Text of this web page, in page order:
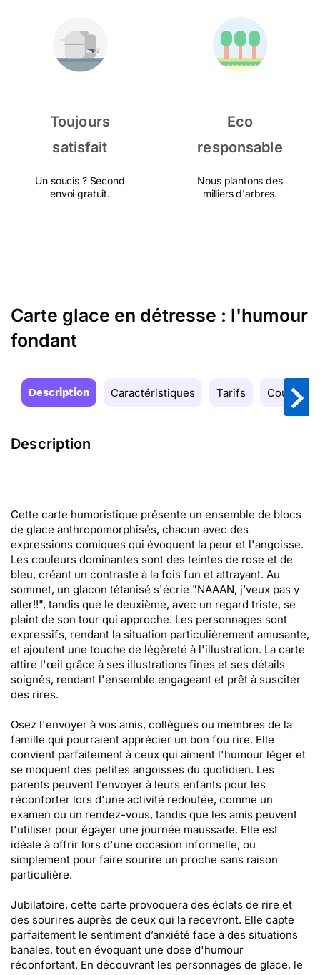
Toujours
satisfait
Un soucis ? Second
envoi gratuit.
Eco
responsable
Nous plantons des
milliers d'arbres.
Carte glace en détresse : l'humour
fondant
Description Caractéristiques Tarifs Couleurs
Description
Cette carte humoristique présente un ensemble de blocs
de glace anthropomorphisés, chacun avec des
expressions comiques qui évoquent la peur et l'angoisse.
Les couleurs dominantes sont des teintes de rose et de
bleu, créant un contraste à la fois fun et attrayant. Au
sommet, un glacon tétanisé s'écrie "NAAAN, j’veux pas y
aller!!", tandis que le deuxième, avec un regard triste, se
plaint de son tour qui approche. Les personnages sont
expressifs, rendant la situation particulièrement amusante,
et ajoutent une touche de légèreté à l'illustration. La carte
attire l'œil grâce à ses illustrations fines et ses détails
soignés, rendant l'ensemble engageant et prêt à susciter
des rires.
Osez l'envoyer à vos amis, collègues ou membres de la
famille qui pourraient apprécier un bon fou rire. Elle
convient parfaitement à ceux qui aiment l'humour léger et
se moquent des petites angoisses du quotidien. Les
parents peuvent l’envoyer à leurs enfants pour les
réconforter lors d'une activité redoutée, comme un
examen ou un rendez-vous, tandis que les amis peuvent
l'utiliser pour égayer une journée maussade. Elle est
idéale à offrir lors d'une occasion informelle, ou
simplement pour faire sourire un proche sans raison
particulière.
Jubilatoire, cette carte provoquera des éclats de rire et
des sourires auprès de ceux qui la recevront. Elle capte
parfaitement le sentiment d’anxiété face à des situations
banales, tout en évoquant une dose d'humour
réconfortant. En découvrant les personnages de glace, le